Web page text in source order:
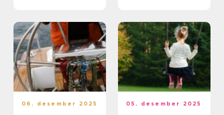
06. desember 2025 05. desember 2025